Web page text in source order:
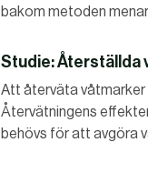
bakom metoden
Studie: Återställda
Att återväta
Återvätningens
behövs för att avgöra